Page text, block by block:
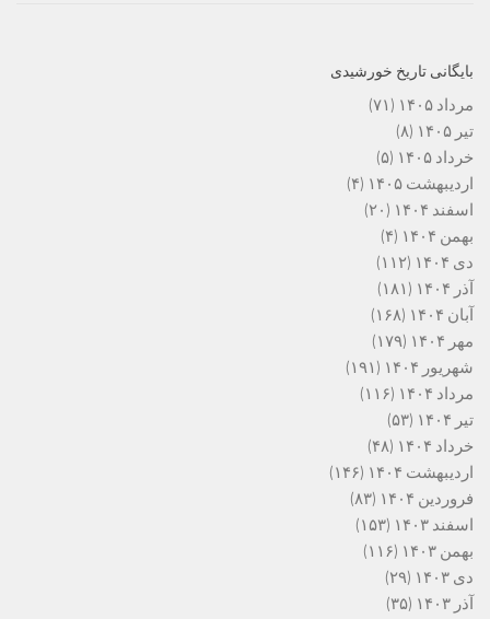
بایگانی تاریخ خورشیدی
مرداد ۱۴۰۵
(۷۱)
تیر ۱۴۰۵
(۸)
خرداد ۱۴۰۵
(۵)
اردیبهشت ۱۴۰۵
(۴)
اسفند ۱۴۰۴
(۲۰)
بهمن ۱۴۰۴
(۴)
دی ۱۴۰۴
(۱۱۲)
آذر ۱۴۰۴
(۱۸۱)
آبان ۱۴۰۴
(۱۶۸)
مهر ۱۴۰۴
(۱۷۹)
شهریور ۱۴۰۴
(۱۹۱)
مرداد ۱۴۰۴
(۱۱۶)
تیر ۱۴۰۴
(۵۳)
خرداد ۱۴۰۴
(۴۸)
اردیبهشت ۱۴۰۴
(۱۴۶)
فروردین ۱۴۰۴
(۸۳)
اسفند ۱۴۰۳
(۱۵۳)
بهمن ۱۴۰۳
(۱۱۶)
دی ۱۴۰۳
(۲۹)
آذر ۱۴۰۳
(۳۵)